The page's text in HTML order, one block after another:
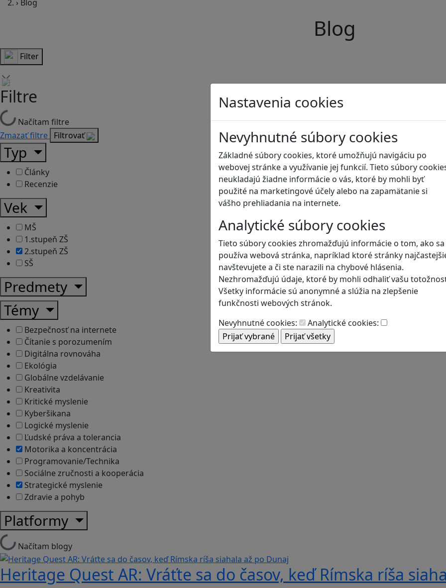
Nastavenia cookies
Nevyhnutné súbory cookies
Základné súbory cookies, ktoré umožňujú navigáciu po
webovej stránke a využívanie jej funkcií. Tieto súbory
neukladajú žiadne informácie o vás, ktoré by mohli byť
použité na marketingové účely alebo na zapamätanie si
vášho prehliadania na internete.
Analytické súbory cookies
Tieto súbory cookies zhromažďujú informácie o tom, ako sa
používa webová stránka, napríklad ktoré stránky
navštevujete a či ste narazili na chybové hlásenia.
Nezhromažďujú údaje, ktoré by mohli odhaliť vašu
Všetky informácie sú anonymné a slúžia na zlepšenie
funkčnosti webových stránok.
Nevyhnutné cookies:
Analytické cookies:
› Blog
Blog
Filter
Filtre
Načítam filtre
Zmazať filtre Filtrovať
Typ
Články
Recenzie
Vek
MŠ
1.stupeň ZŠ
2.stupeň ZŠ
SŠ
Predmety
Témy
Bezpečnosť na internete
Čítanie s porozumením
Digitálna rovnováha
Ekológia
Globálne vzdelávanie
Kreativita
Kritické myslenie
Kyberšikana
Logické myslenie
Ľudské práva a tolerancia
Motorika a koncentrácia
Programovanie/Technika
Sociálne zručnosti a kooperácia
Strategické myslenie
Zdravie a pohyb
Platformy
Načítam blogy
Heritage Quest AR: Vráťte sa do časov, keď Rímska ríša